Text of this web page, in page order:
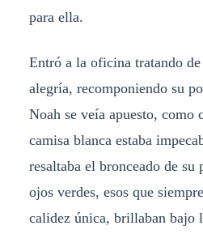
para ella.
​Entró a la oficina tratando
alegría, recomponiendo su
Noah se veía apuesto, como
camisa blanca estaba
resaltaba el bronceado de su
ojos verdes, esos que
calidez única, brillaban bajo